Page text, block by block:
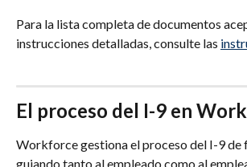
Para la lista completa de documentos
instrucciones detalladas, consulte las
El proceso del I-9 en
Workforce gestiona el proceso del I-9 de
guiando tanto al empleado como al